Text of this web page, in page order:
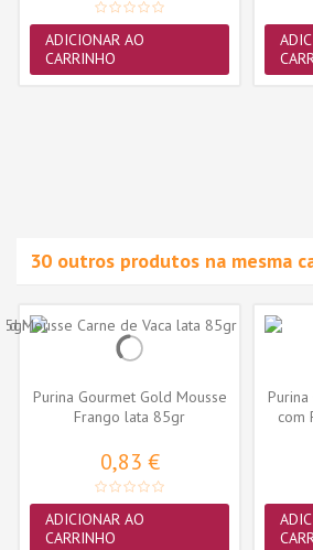
ADICIONAR AO
CARRINHO
30 outros produtos na mesma
Purina Gourmet Gold Mousse
Frango lata 85gr
0,83 €
ADICIONAR AO
CARRINHO
com